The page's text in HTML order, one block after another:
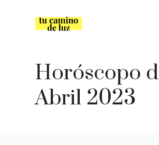
contenido
Horóscopo
Abril 2023